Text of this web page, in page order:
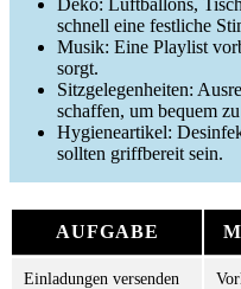
schnell eine festliche
Musik: Eine Playlist
sorgt.
Sitzgelegenheiten:
schaffen, um bequem
Hygieneartikel:
sollten griffbereit sein.
AUFGABE
Einladungen versenden